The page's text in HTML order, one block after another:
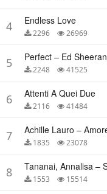
4 Endless Love
2296 26969
5 Perfect – Ed Sheeran
2248 41525
6 Attenti A Quei Due
2116 41484
7 1835 23078
8 1553 15514